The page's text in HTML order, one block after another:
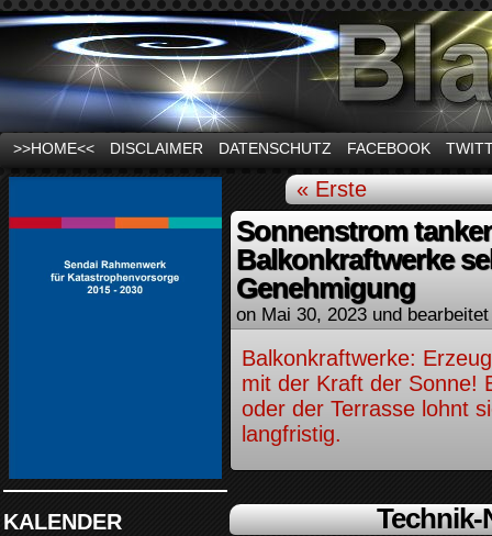
News und Infos zum Thema Stromausfall
>>HOME<< DISCLAIMER DATENSCHUTZ FACEBOOK
KALENDER
« Erste
Sonnenstrom
Balkonkraftwerke
Genehmigung
on Mai 30, 2023 und
Balkonkraftwerke:
mit der Kraft der Sonne!
oder der Terrasse lohnt
langfristig.